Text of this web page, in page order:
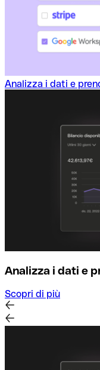
Analizza i dati e
Analizza i dati e
Scopri di più